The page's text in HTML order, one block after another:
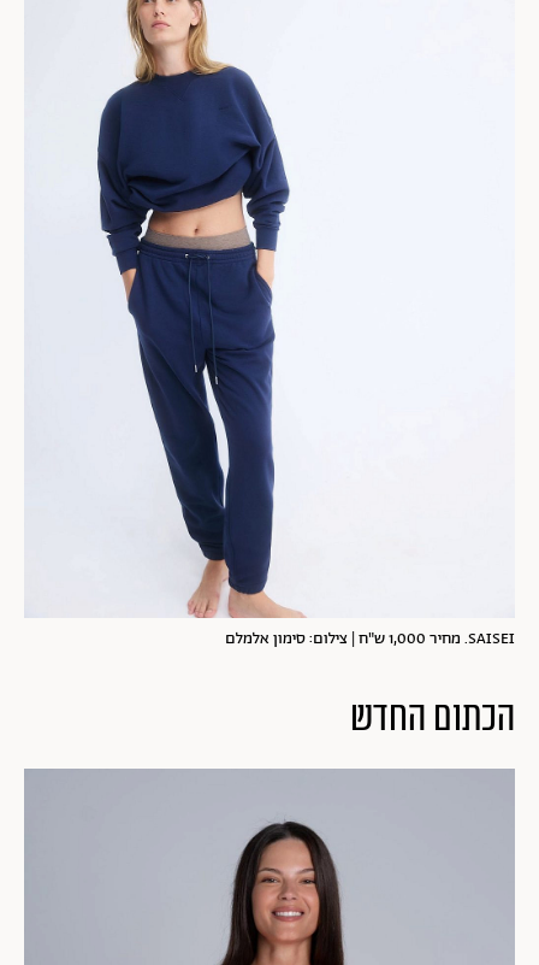
SAISEI. מחיר 1,000 ש"ח | צילום: סימון אלמלם
הכתום החדש